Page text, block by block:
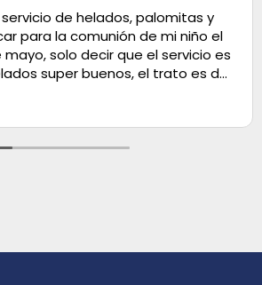
de helados, palomitas y
para la comunión de mi niño el
solo decir que el servicio es
super buenos, el trato es de